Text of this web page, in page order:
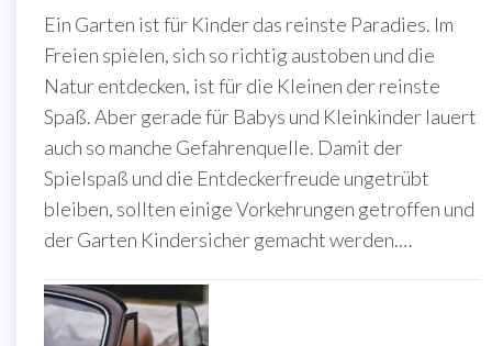
Ein Garten ist für Kinder das reinste Paradies. Im
Freien spielen, sich so richtig austoben und die
Natur entdecken, ist für die Kleinen der reinste
Spaß. Aber gerade für Babys und Kleinkinder lauert
auch so manche Gefahrenquelle. Damit der
Spielspaß und die Entdeckerfreude ungetrübt
bleiben, sollten einige Vorkehrungen getroffen und
der Garten Kindersicher gemacht werden.…